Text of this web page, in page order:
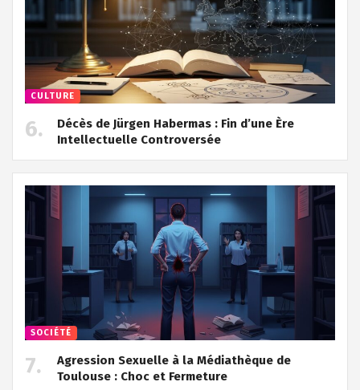
CULTURE
Décès de Jürgen Habermas : Fin d’une Ère
Intellectuelle Controversée
SOCIÉTÉ
Agression Sexuelle à la Médiathèque de
Toulouse : Choc et Fermeture